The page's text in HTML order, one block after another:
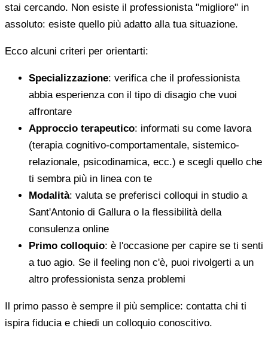
stai cercando. Non esiste il professionista "migliore" in
assoluto: esiste quello più adatto alla tua situazione.
Ecco alcuni criteri per orientarti:
Specializzazione: verifica che il professionista
abbia esperienza con il tipo di disagio che vuoi
affrontare
Approccio terapeutico: informati su come lavora
(terapia cognitivo-comportamentale, sistemico-
relazionale, psicodinamica, ecc.) e scegli quello che
ti sembra più in linea con te
Modalità: valuta se preferisci colloqui in studio a
Sant'Antonio di Gallura o la flessibilità della
consulenza online
Primo colloquio: è l'occasione per capire se ti senti
a tuo agio. Se il feeling non c'è, puoi rivolgerti a un
altro professionista senza problemi
Il primo passo è sempre il più semplice: contatta chi ti
ispira fiducia e chiedi un colloquio conoscitivo.